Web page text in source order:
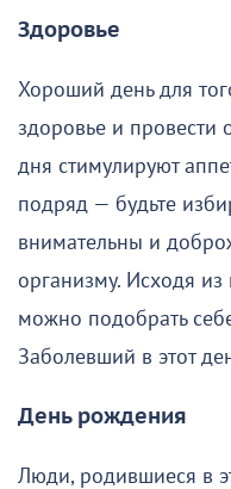
Здоровье
Хороший день для
здоровье и провести
дня стимулируют
подряд — будьте
внимательны и
организму. Исходя
можно подобрать
Заболевший в этот
День рождения
Люди, родившиеся в